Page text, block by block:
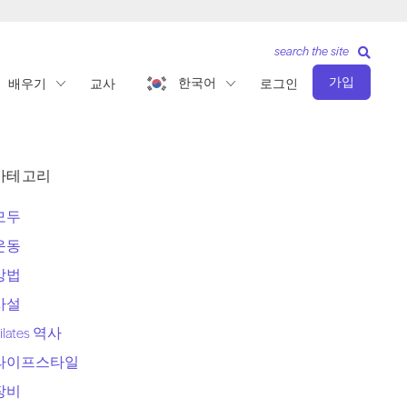
배우기 교사 한국어 로그인 가입
search the site
테고리
두
동
법
설
역사
이프스타일
비